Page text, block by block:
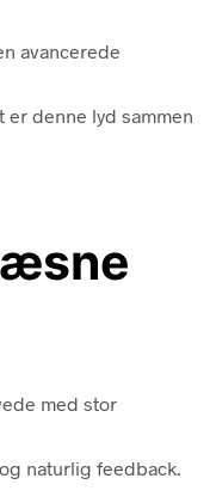
avancerede
denne lyd sammen
med stor
naturlig feedback.